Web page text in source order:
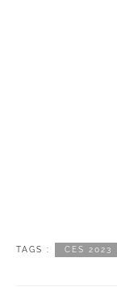
TAGS : CES 2023